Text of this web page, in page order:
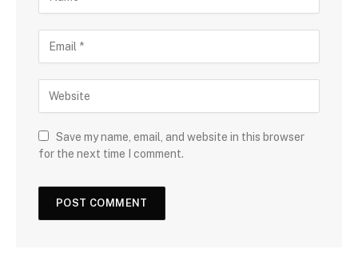
Save my name, email, and website in this browser
for the next time I comment.